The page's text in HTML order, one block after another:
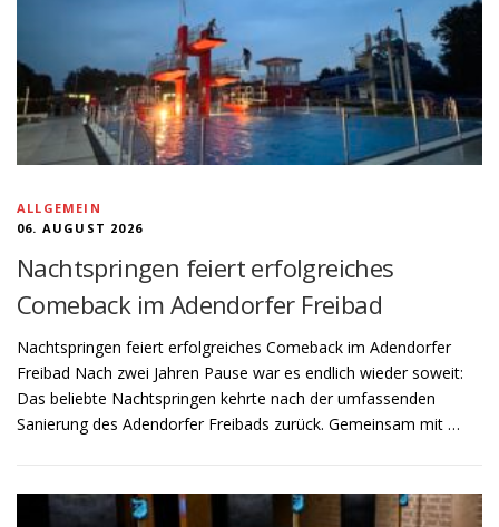
ALLGEMEIN
06. AUGUST 2026
Nachtspringen feiert erfolgreiches
Comeback im Adendorfer Freibad
Nachtspringen feiert erfolgreiches Comeback im Adendorfer
Freibad Nach zwei Jahren Pause war es endlich wieder soweit:
Das beliebte Nachtspringen kehrte nach der umfassenden
Sanierung des Adendorfer Freibads zurück. Gemeinsam mit …